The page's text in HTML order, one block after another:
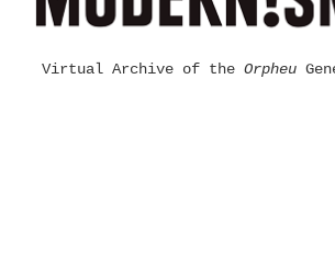
Virtual Archive of the Orpheu